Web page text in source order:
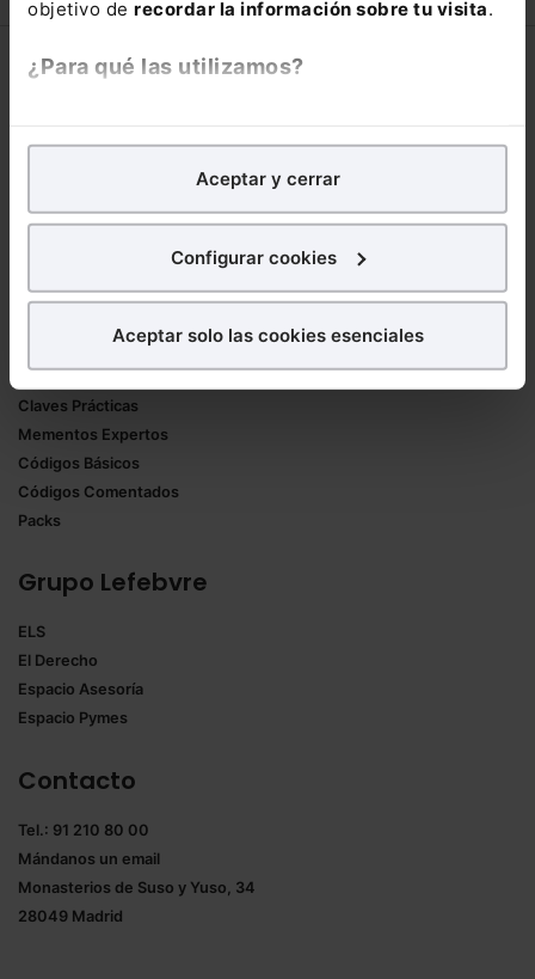
objetivo de recordar la información sobre tu visita.
¿Para qué las utilizamos?
analíticospara tratar demejorar tu experienciaen
nuestra página web. También con fines publicitarios,
para poder mostrarte publicidad y contenidos de tu
¿Qué puedes hacer?
experiencia en la web sea óptima
Puedesaceptar solo las esenciales
todas las cookies excepto aquellas imprescindibles.
También puedes
seleccionar solo aquellas que quieras permitir en tu
navegador. Si no seleccionas ninguna utilizaremos
Aceptar y cerrar
Configurar cookies
Aceptar solo las cookies esenciales
Corporativo
Nuestro equipo
Librerías asociadas
Formularios Jurídicos
Manuales de Derecho
Claves Prácticas
Mementos Expertos
Códigos Básicos
Códigos Comentados
Packs
Grupo Lefebvre
ELS
El Derecho
Espacio Asesoría
Espacio Pymes
Contacto
Tel.: 91 210 80 00
Mándanos un email
Monasterios de Suso y Yuso, 34
28049 Madrid